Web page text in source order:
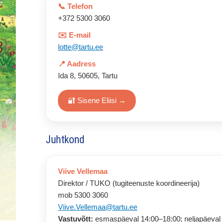
📞 Telefon
+372 5300 3060
✉️ E-mail
lotte@tartu.ee
📍 Aadress
Ida 8, 50605, Tartu
🔐 Sisene Eliisi →
Juhtkond
Viive Vellemaa
Direktor / TUKO (tugiteenuste koordineerija)
mob 5300 3060
Viive.Vellemaa@tartu.ee
Vastuvõtt: esmaspäeval 14:00–18:00; neljapäeval